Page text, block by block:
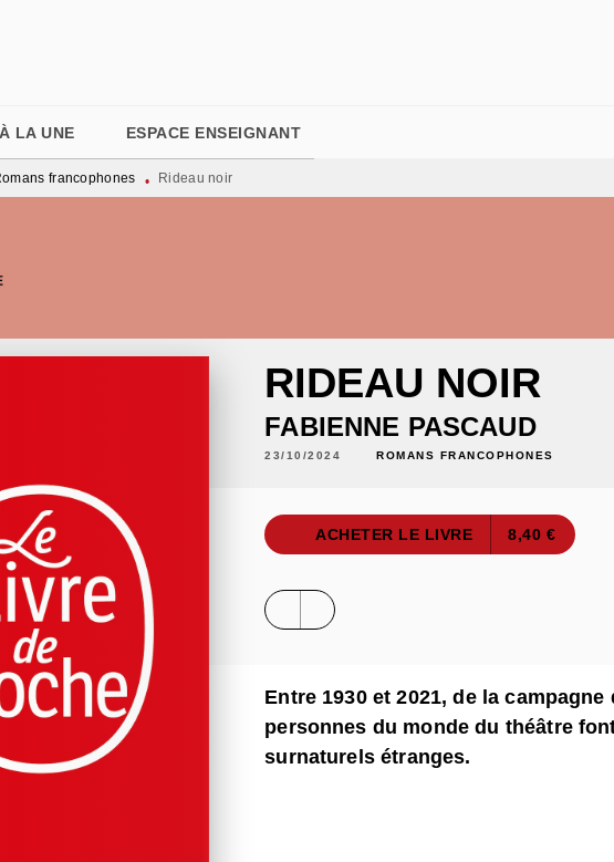
À LA UNE ESPACE ENSEIGNANT
francophones • Rideau noir
RIDEAU NOIR
FABIENNE PASCAUD
23/10/2024 ROMANS FRANCOPHONES
ACHETER LE LIVRE 8,40 €
Entre 1930 et 2021, de la
personnes du monde du théâtre
surnaturels étranges.